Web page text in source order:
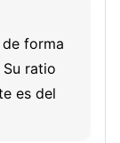
eFront, and
solutions.
forma
ratio
es del